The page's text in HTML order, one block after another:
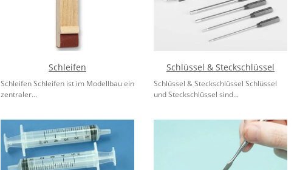
Schleifen
Schleifen Schleifen ist im Modellbau ein
zentraler...
Schlüssel & Steckschlüssel
Schlüssel & Steckschlüssel Schlüssel
und Steckschlüssel sind...